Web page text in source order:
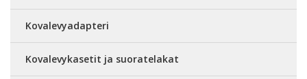
Kovalevyadapteri
Kovalevykasetit ja suoratelakat